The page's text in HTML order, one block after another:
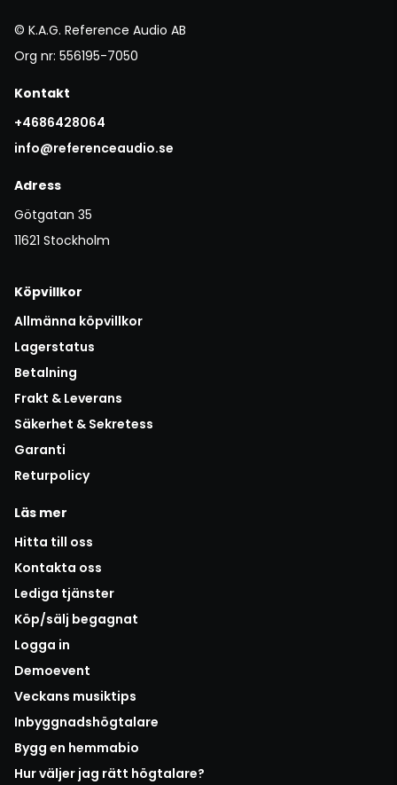
© K.A.G. Reference Audio AB
Org nr: 556195-7050
Kontakt
+4686428064
info@referenceaudio.se
Adress
Götgatan 35
11621 Stockholm
Köpvillkor
Allmänna köpvillkor
Lagerstatus
Betalning
Frakt & Leverans
Säkerhet & Sekretess
Garanti
Returpolicy
Läs mer
Hitta till oss
Kontakta oss
Lediga tjänster
Köp/sälj begagnat
Logga in
Demoevent
Veckans musiktips
Inbyggnadshögtalare
Bygg en hemmabio
Hur väljer jag rätt högtalare?